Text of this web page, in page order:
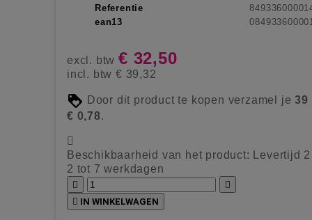
Referentie
ean13
excl. btw € 32,50
incl. btw € 39,32
Door dit product te kopen verzamel je39
€ 0,78.

Beschikbaarheid van het product:
Levertijd
2 tot 7 werkdagen


 IN WINKELWAGEN